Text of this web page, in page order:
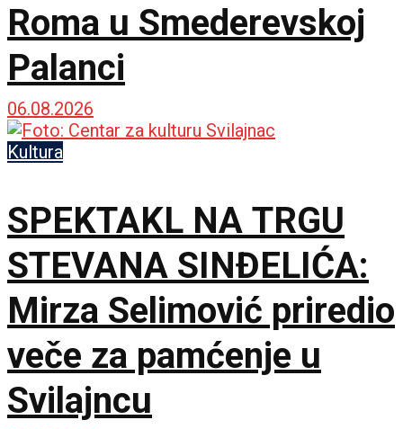
Roma u Smederevskoj
Palanci
06.08.2026
Kultura
SPEKTAKL NA TRGU
STEVANA SINĐELIĆA:
Mirza Selimović priredio
veče za pamćenje u
Svilajncu